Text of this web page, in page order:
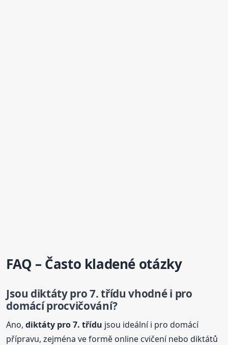
FAQ – Často kladené otázky
Jsou diktátypro 7. třídu vhodné i pro
domácí procvičování?
Ano,diktáty pro 7. třídu jsou ideální i pro domácí
přípravu, zejména ve formě online cvičení nebo diktátů